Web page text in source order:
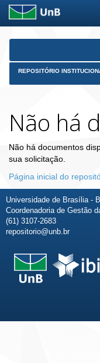
Skip
REPOSITÓRIO
Não há
Não há documentos
sua solicitação.
Página inicial do
Universidade de Brasília -
Coordenadoria de Gestão
(61) 3107-2683
repositorio@unb.br